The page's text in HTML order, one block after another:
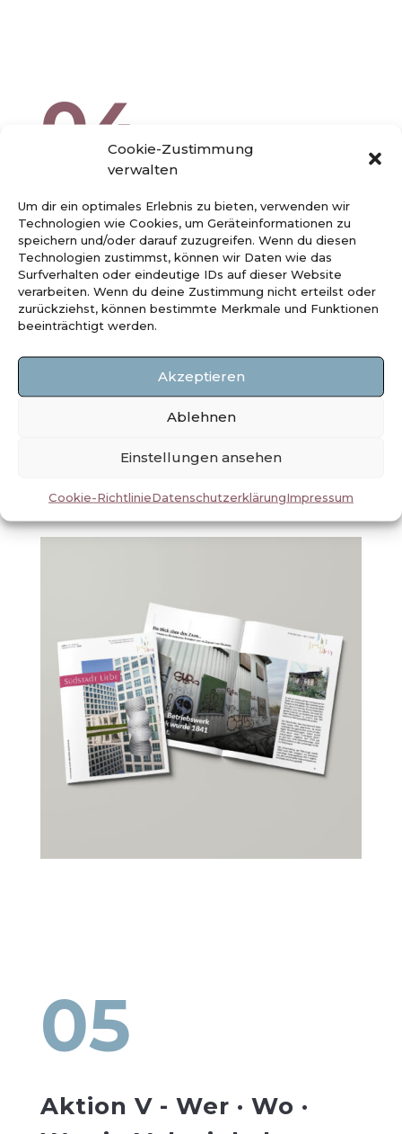
Cookie-Zustimmung
verwalten
Um dir ein optimales Erlebnis zu bieten, verwenden wir
Technologien wie Cookies, um Geräteinformationen zu
speichern und/oder darauf zuzugreifen. Wenn du diesen
Technologien zustimmst, können wir Daten wie das
Surfverhalten oder eindeutige IDs auf dieser Website
verarbeiten. Wenn du deine Zustimmung nicht erteilst oder
zurückziehst, können bestimmte Merkmale und Funktionen
beeinträchtigt werden.
Akzeptieren
Ablehnen
Einstellungen ansehen
Cookie-RichtlinieDatenschutzerklärungImpressum
04
Bürgerverein
Elberfelder Südstadt
Seit Januar 2024 bin ich für das Print-
und Webdesign des Wuppertaler
Südstadt e.V. verantwortlich. Aktuell
plane ich eine Überarbeitung des
05
Aktion V - Wer · Wo ·